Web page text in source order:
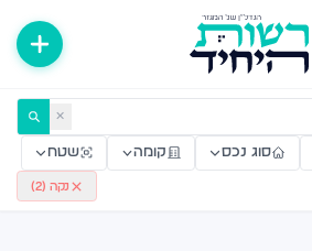
— רשות היחיד ✕
סוג נכס קומה שטח
נקה (2
)